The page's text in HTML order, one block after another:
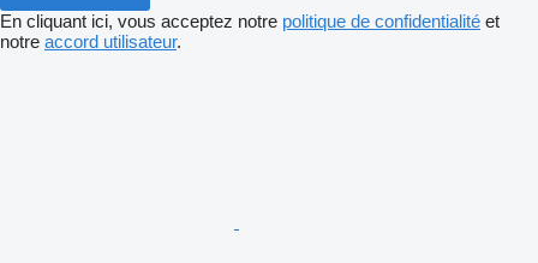
En cliquant ici, vous acceptez notre politique de confidentialité et
notre accord utilisateur.